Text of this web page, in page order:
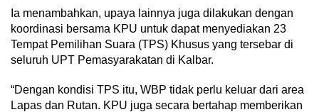
Ia menambahkan, upaya lainnya juga dilakukan dengan
koordinasi bersama KPU untuk dapat menyediakan 23
Tempat Pemilihan Suara (TPS) Khusus yang tersebar di
seluruh UPT Pemasyarakatan di Kalbar.
“Dengan kondisi TPS itu, WBP tidak perlu keluar dari area
Lapas dan Rutan. KPU juga secara bertahap memberikan